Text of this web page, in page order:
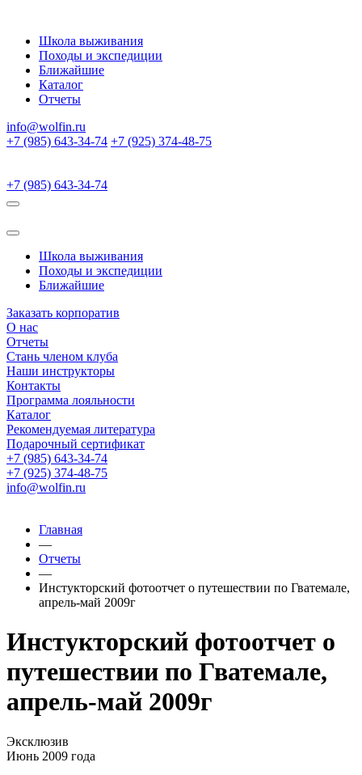
Школа выживания
Походы и экспедиции
Ближайшие
Каталог
Отчеты
info@wolfin.ru
+7 (985) 643-34-74 +7 (925) 374-48-75
+7 (985) 643-34-74
Школа выживания
Походы и экспедиции
Ближайшие
Заказать корпоратив
О нас
Отчеты
Стань членом клуба
Наши инструкторы
Контакты
Программа лояльности
Каталог
Рекомендуемая литература
Подарочный сертификат
+7 (985) 643-34-74
+7 (925) 374-48-75
info@wolfin.ru
Главная
—
Отчеты
—
Инстукторский фотоотчет о путешествии по Гватемале,
апрель-май 2009г
Инстукторский фотоотчет о
путешествии по Гватемале,
апрель-май 2009г
Эксклюзив
Июнь 2009 года